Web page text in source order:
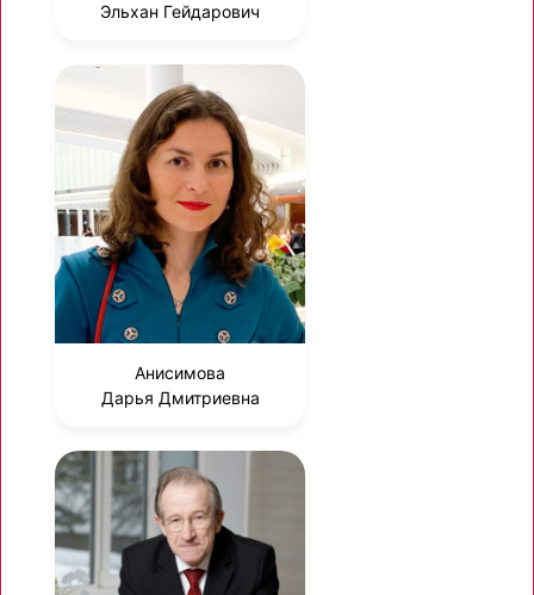
Эльхан Гейдарович
Анисимова
Дарья Дмитриевна